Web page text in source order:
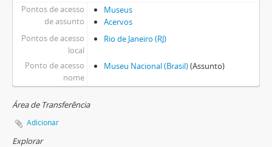
Pontos de acesso
de assunto
Museus
Acervos
Pontos de acesso
local
Rio de Janeiro (RJ)
Ponto de acesso
nome
Museu Nacional (Brasil)(Assunto)
Área de Transferência
Adicionar
Explorar